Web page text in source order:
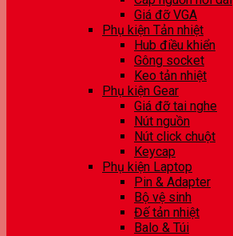
Giá đỡ VGA
Phụ kiện Tản nhiệt
Hub điều khiển
Gông socket
Keo tản nhiệt
Phụ kiện Gear
Giá đỡ tai nghe
Nút nguồn
Nút click chuột
Keycap
Phụ kiện Laptop
Pin & Adapter
Bộ vệ sinh
Đế tản nhiệt
Balo & Túi